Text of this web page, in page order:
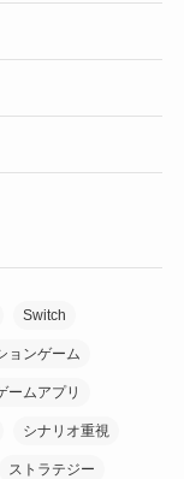
(1)
(1)
(6)
Switch
ョンゲーム
ームアプリ
シナリオ重視
ストラテジー